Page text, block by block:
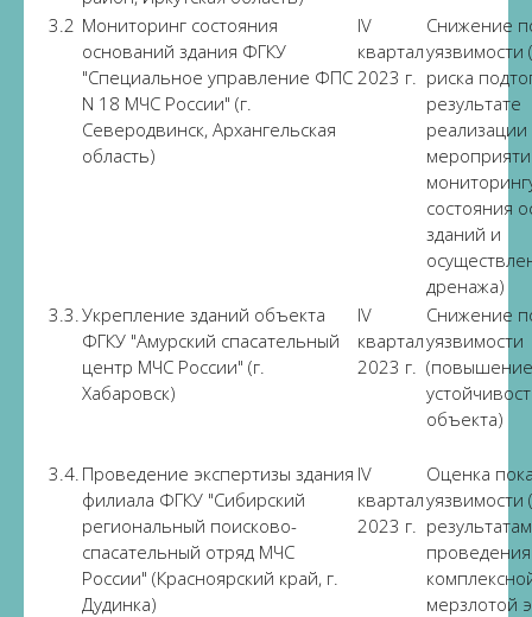
3.2 Мониторинг состояния
оснований здания ФГКУ
"Специальное управление ФПС
N 18 МЧС России" (г.
Северодвинск, Архангельская
область)
IV
квартал
2023 г.
Снижение
риска
результате
реализации
состояния
зданий и
дренажа)
3.3.Укрепление зданий объекта
ФГКУ "Амурский спасательный
центр МЧС России" (г.
Хабаровск)
IV
квартал
2023 г.
Снижение
уязвимости
(повышение
объекта)
3.4. Проведение экспертизы здания
филиала ФГКУ "Сибирский
региональный поисково-
спасательный отряд МЧС
России" (Красноярский край, г.
Дудинка)
IV
квартал
2023 г.
Оценка
уязвимости
результатам
проведения
мерзлотой